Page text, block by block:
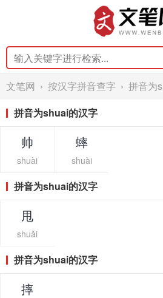
文笔网 › 按汉字拼音查字 › 拼音为
拼音为shuai的汉字
帅
shuài
蟀
shuài
拼音为shuai的汉字
甩
shuǎi
拼音为shuai的汉字
摔